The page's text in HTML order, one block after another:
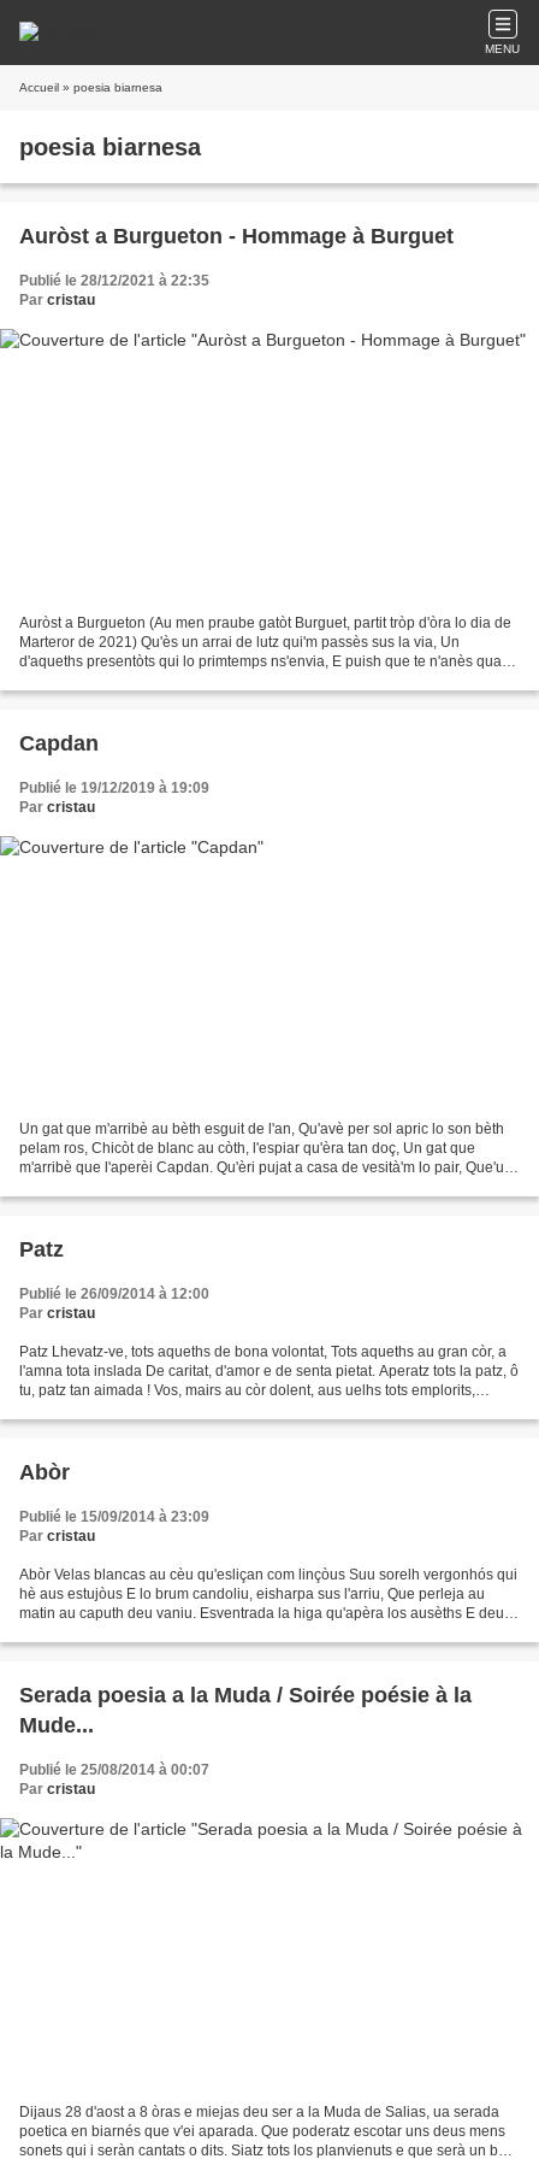
MENU
Accueil » poesia biarnesa
poesia biarnesa
Auròst a Burgueton - Hommage à Burguet
Publié le 28/12/2021 à 22:35
Par cristau
Auròst a Burgueton (Au men praube gatòt Burguet, partit tròp d'òra lo dia de
Marteror de 2021) Qu'ès un arrai de lutz qui'm passès sus la via, Un
d'aqueths presentòts qui lo primtemps ns'envia, E puish que te n'anès quan
Capdan
Publié le 19/12/2019 à 19:09
Par cristau
Un gat que m'arribè au bèth esguit de l'an, Qu'avè per sol apric lo son bèth
pelam ros, Chicòt de blanc au còth, l'espiar qu'èra tan doç, Un gat que
m'arribè que l'aperèi Capdan. Qu'èri pujat a casa de vesità'm lo pair, Que'u
Patz
Publié le 26/09/2014 à 12:00
Par cristau
Patz Lhevatz-ve, tots aqueths de bona volontat, Tots aqueths au gran còr, a
l'amna tota inslada De caritat, d'amor e de senta pietat. Aperatz tots la patz, ô
tu, patz tan aimada ! Vos, mairs au còr dolent, aus uelhs tots emplorits,
Abòr
Publié le 15/09/2014 à 23:09
Par cristau
Abòr Velas blancas au cèu qu'esliçan com linçòus Suu sorelh vergonhós qui
hè aus estujòus E lo brum candoliu, eisharpa sus l'arriu, Que perleja au
matin au caputh deu vaniu. Esventrada la higa qu'apèra los ausèths E deu
Serada poesia a la Muda / Soirée poésie à la
Mude...
Publié le 25/08/2014 à 00:07
Par cristau
Dijaus 28 d'aost a 8 òras e miejas deu ser a la Muda de Salias, ua serada
poetica en biarnés que v'ei aparada. Que poderatz escotar uns deus mens
sonets qui i seràn cantats o dits. Siatz tots los planvienuts e que serà un bèth